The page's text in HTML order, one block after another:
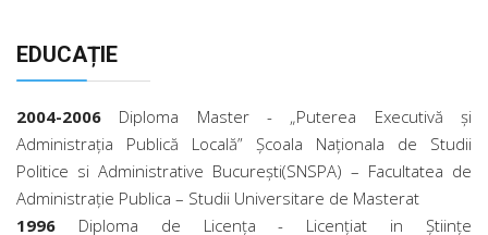
EDUCAȚIE
2004-2006 Diploma Master - „Puterea Executivă şi
Administraţia Publică Locală” Şcoala Naţionala de Studii
Politice si Administrative Bucureşti(SNSPA) – Facultatea de
Administraţie Publica – Studii Universitare de Masterat
1996 Diploma de Licenţa - Licenţiat in Ştiinţe